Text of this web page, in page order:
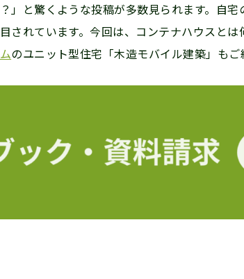
」と驚くような投稿が多数見られます。自宅
れています。今回は、コンテナハウスとは
のユニット型住宅「木造モバイル建築」もご